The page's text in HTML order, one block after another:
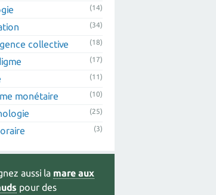
(14)
(34)
collective (18)
(17)
(11)
monétaire (10)
(25)
(3)
aussi la mare aux
pour des